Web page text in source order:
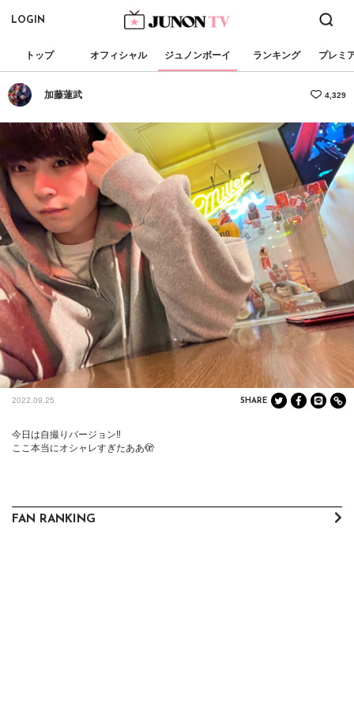
LOGIN
トップ オフィシャル ジュノンボーイ ランキング プレミ
加藤蓮武 4,329
2022.09.25 SHARE
今日は自撮りバージョン‼️
ここ本当にオシャレすぎたああ🫣
FAN RANKING